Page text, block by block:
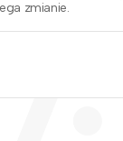
zmianie.